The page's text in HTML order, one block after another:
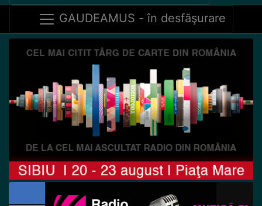
GAUDEAMUS - în desfăşurare